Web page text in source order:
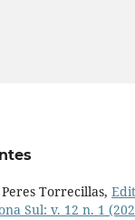
Torrecillas,
Sul: v. 12 n. 1